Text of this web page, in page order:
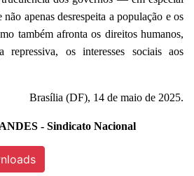
apenas desrespeita a população e os
também afronta os direitos humanos,
repressiva, os interesses sociais aos
Brasília (DF), 14 de maio de 2025.
- Sindicato Nacional